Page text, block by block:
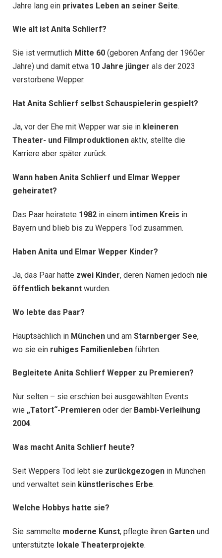
Jahre lang ein privates Leben an seiner Seite.
Wie alt ist Anita Schlierf?
Sie ist vermutlich Mitte 60 (geboren Anfang der 1960er
Jahre) und damit etwa 10 Jahre jünger als der 2023
verstorbene Wepper.
Hat Anita Schlierf selbst Schauspielerin gespielt?
Ja, vor der Ehe mit Wepper war sie in kleineren
Theater- und Filmproduktionen aktiv, stellte die
Karriere aber später zurück.
Wann haben Anita Schlierf und Elmar Wepper
geheiratet?
Das Paar heiratete 1982 in einem intimen Kreis in
Bayern und blieb bis zu Weppers Tod zusammen.
Haben Anita und Elmar Wepper Kinder?
Ja, das Paar hatte zwei Kinder, deren Namen jedoch nie
öffentlich bekannt wurden.
Wo lebte das Paar?
Hauptsächlich in München und am Starnberger See,
wo sie ein ruhiges Familienleben führten.
Begleitete Anita Schlierf Wepper zu Premieren?
Nur selten – sie erschien bei ausgewählten Events
wie „Tatort“-Premieren oder der Bambi-Verleihung
2004.
Was macht Anita Schlierf heute?
Seit Weppers Tod lebt sie zurückgezogen in München
und verwaltet sein künstlerisches Erbe.
Welche Hobbys hatte sie?
Sie sammelte moderne Kunst, pflegte ihren Garten und
unterstützte lokale Theaterprojekte.